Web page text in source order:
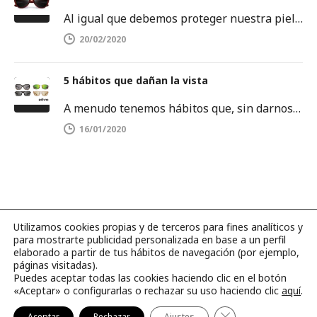
Al igual que debemos proteger nuestra piel del sol, también es importante proteger nuestros ojos. Los rayos ultravioletas pueden dañar…
20/02/2020
5 hábitos que dañan la vista
A menudo tenemos hábitos que, sin darnos cuenta, dañan la salud de nuestros ojos. Es por ello que debemos tenerlos…
16/01/2020
©2026 Página web hecha con amor porBLUBBER.
Catálogos Contacto Aviso legal
Politica de cookies
Utilizamos cookies propias y de terceros para fines analíticos y
para mostrarte publicidad personalizada en base a un perfil
elaborado a partir de tus hábitos de navegación (por ejemplo,
páginas visitadas).
Puedes aceptar todas las cookies haciendo clic en el botón
«Aceptar» o configurarlas o rechazar su uso haciendo clic aquí.
Cerrar el banner de